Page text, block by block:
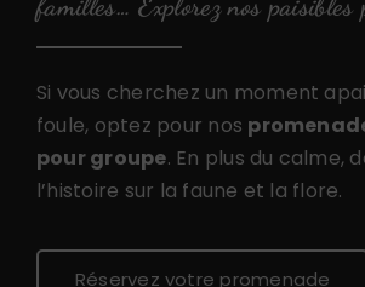
Si vous cherchez un moment
foule, optez pour nos
pour groupe. En plus du calme,
l’histoire sur la faune et la flore.
Réservez votre promenade